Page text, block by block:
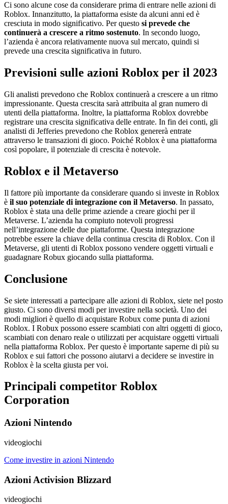
Ci sono alcune cose da considerare prima di entrare nelle azioni di
Roblox. Innanzitutto, la piattaforma esiste da alcuni anni ed è
cresciuta in modo significativo. Per questo si prevede che
continuerà a crescere a ritmo sostenuto. In secondo luogo,
l’azienda è ancora relativamente nuova sul mercato, quindi si
prevede una crescita significativa in futuro.
Previsioni sulle azioni Roblox per il 2023
Gli analisti prevedono che Roblox continuerà a crescere a un ritmo
impressionante. Questa crescita sarà attribuita al gran numero di
utenti della piattaforma. Inoltre, la piattaforma Roblox dovrebbe
registrare una crescita significativa delle entrate. In fin dei conti, gli
analisti di Jefferies prevedono che Roblox genererà entrate
attraverso le transazioni di gioco. Poiché Roblox è una piattaforma
così popolare, il potenziale di crescita è notevole.
Roblox e il Metaverso
Il fattore più importante da considerare quando si investe in Roblox
è il suo potenziale di integrazione con il Metaverso. In passato,
Roblox è stata una delle prime aziende a creare giochi per il
Metaverse. L’azienda ha compiuto notevoli progressi
nell’integrazione delle due piattaforme. Questa integrazione
potrebbe essere la chiave della continua crescita di Roblox. Con il
Metaverse, gli utenti di Roblox possono vendere oggetti virtuali e
guadagnare Robux giocando sulla piattaforma.
Conclusione
Se siete interessati a partecipare alle azioni di Roblox, siete nel posto
giusto. Ci sono diversi modi per investire nella società. Uno dei
modi migliori è quello di acquistare Robux come punta di azioni
Roblox. I Robux possono essere scambiati con altri oggetti di gioco,
scambiati con denaro reale o utilizzati per acquistare oggetti virtuali
nella piattaforma Roblox. Per questo è importante saperne di più su
Roblox e sui fattori che possono aiutarvi a decidere se investire in
Roblox è la scelta giusta per voi.
Principali competitor Roblox
Corporation
Azioni Nintendo
videogiochi
Come investire in azioni Nintendo
Azioni Activision Blizzard
videogiochi